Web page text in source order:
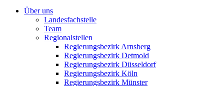
Über uns
Landesfachstelle
Team
Regionalstellen
Regierungsbezirk Arnsberg
Regierungsbezirk Detmold
Regierungsbezirk Düsseldorf
Regierungsbezirk Köln
Regierungsbezirk Münster